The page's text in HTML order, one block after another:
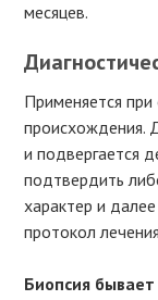
месяцев.
Применяется
происхождения.
и подвергается
подтвердить
характер и
протокол
Биопсия